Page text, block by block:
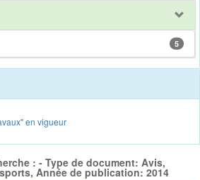
5
en vigueur
: - Type de document: Avis,
Année de publication: 2014